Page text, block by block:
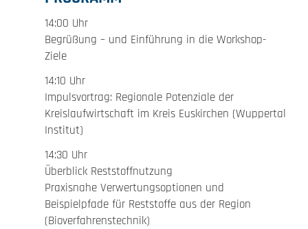
14:00 Uhr
Begrüßung – und Einführung in die Workshop-
Ziele
14:10 Uhr
Impulsvortrag: Regionale Potenziale der
Kreislaufwirtschaft im Kreis Euskirchen (Wuppertal
Institut)
14:30 Uhr
Überblick Reststoffnutzung
Praxisnahe Verwertungsoptionen und
Beispielpfade für Reststoffe aus der Region
(Bioverfahrenstechnik)